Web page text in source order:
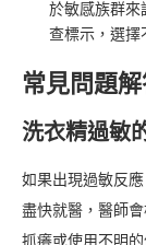
於敏感族群來
查標示，選擇
常見問題解
洗衣精過敏
如果出現過敏反
盡快就醫，醫師
抓癢或使用不明